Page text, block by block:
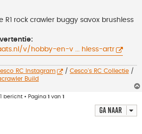
R1 rock crawler buggy savox brushless
v/hobby-en-v ... hless-artr
RC Instagram / Cesco's RC Collectie /
Build
1 bericht • Pagina 1van 1
Ga naar